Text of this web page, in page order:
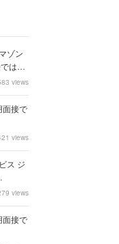
ゾン
は何
views
面接で
views
ス ジ
views
面接で